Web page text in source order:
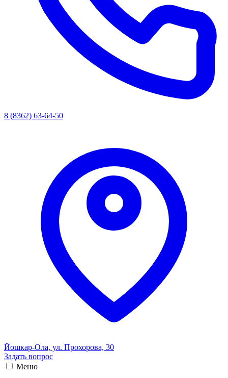
8 (8362) 63-64-50
Йошкар-Ола, ул. Прохорова, 30
Задать вопрос
Меню